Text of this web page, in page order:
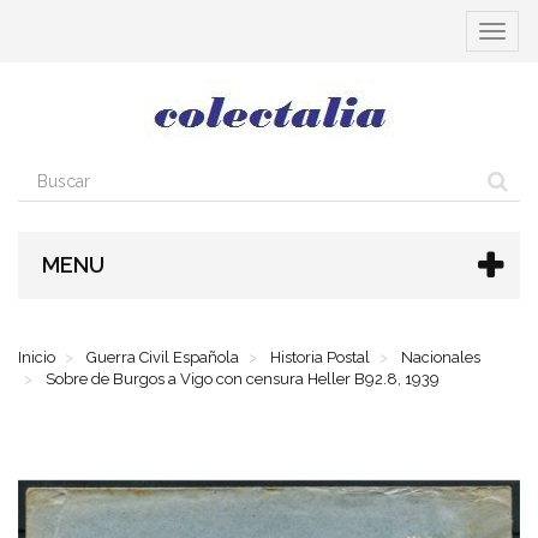
MENU
Inicio Guerra Civil Española Historia Postal
Nacionales
Sobre de Burgos a Vigo con censura Heller B92.8, 1939